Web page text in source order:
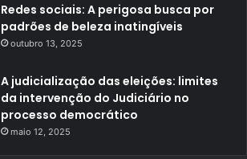
Redes sociais: A perigosa busca por
padrões de beleza inatingíveis
outubro 13, 2025
A judicialização das eleições: limites
da intervenção do Judiciário no
processo democrático
maio 12, 2025